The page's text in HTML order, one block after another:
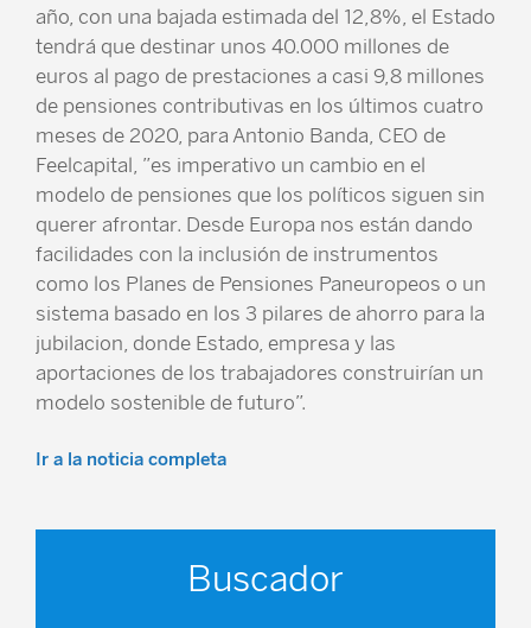
año, con una bajada estimada del 12,8%, el Estado
tendrá que destinar unos 40.000 millones de
euros al pago de prestaciones a casi 9,8 millones
de pensiones contributivas en los últimos cuatro
meses de 2020, para Antonio Banda, CEO de
Feelcapital, ”es imperativo un cambio en el
modelo de pensiones que los políticos siguen sin
querer afrontar. Desde Europa nos están dando
facilidades con la inclusión de instrumentos
como los Planes de Pensiones Paneuropeos o un
sistema basado en los 3 pilares de ahorro para la
jubilacion, donde Estado, empresa y las
aportaciones de los trabajadores construirían un
modelo sostenible de futuro”.
Ir a la noticia completa
Buscador